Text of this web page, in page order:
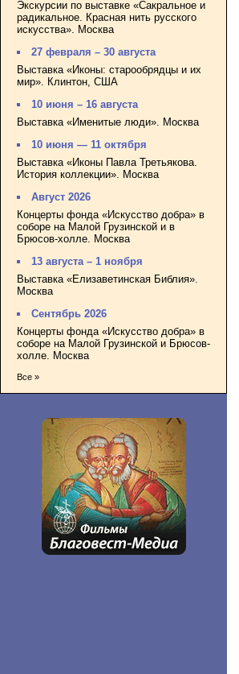
Экскурсии по выставке «Сакральное и
радикальное. Красная нить русского
искусства». Москва
27 февраля – 30 августа
Выставка «Иконы: старообрядцы и их
мир». Клинтон, США
10 июня – 16 августа
Выставка «Именитые люди». Москва
10 июня — 11 октября
Выставка «Иконы Павла Третьякова.
История коллекции». Москва
Август 2026
Концерты фонда «Искусство добра» в
соборе на Малой Грузинской и в
Брюсов-холле. Москва
13 августа – 1 ноября
Выставка «Елизаветинская Библия».
Москва
Сентябрь 2026
Концерты фонда «Искусство добра» в
соборе на Малой Грузинской и Брюсов-
холле. Москва
Все »